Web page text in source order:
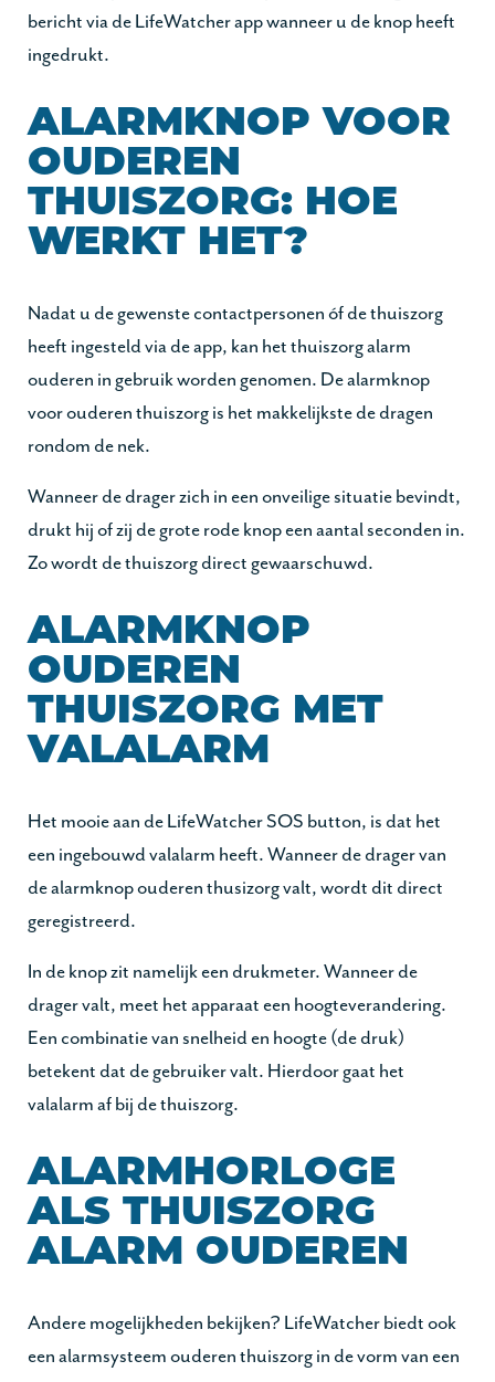
bericht via de LifeWatcher app wanneer u de knop heeft
ingedrukt.
ALARMKNOP VOOR
OUDEREN
THUISZORG: HOE
WERKT HET?
Nadat u de gewenste contactpersonen óf de thuiszorg
heeft ingesteld via de app, kan het thuiszorg alarm
ouderen in gebruik worden genomen. De alarmknop
voor ouderen thuiszorg is het makkelijkste de dragen
rondom de nek.
Wanneer de drager zich in een onveilige situatie bevindt,
drukt hij of zij de grote rode knop een aantal seconden in.
Zo wordt de thuiszorg direct gewaarschuwd.
ALARMKNOP
OUDEREN
THUISZORG MET
VALALARM
Het mooie aan de LifeWatcher SOS button, is dat het
een ingebouwd valalarm heeft. Wanneer de drager van
de alarmknop ouderen thusizorg valt, wordt dit direct
geregistreerd.
In de knop zit namelijk een drukmeter. Wanneer de
drager valt, meet het apparaat een hoogteverandering.
Een combinatie van snelheid en hoogte (de druk)
betekent dat de gebruiker valt. Hierdoor gaat het
valalarm af bij de thuiszorg.
ALARMHORLOGE
ALS THUISZORG
ALARM OUDEREN
Andere mogelijkheden bekijken? LifeWatcher biedt ook
een alarmsysteem ouderen thuiszorg in de vorm van een